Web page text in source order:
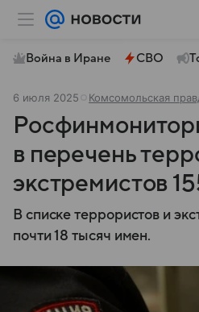
Война в Иране СВО
6 июля 2025 Комсомольская
в перечень
экстремистов
В списке террористов и
почти 18 тысяч имен.